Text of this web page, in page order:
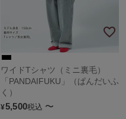
ワイドTシャツ（ミニ裏毛）
「PANDAIFUKU」（ぱんだいふ
く）
¥5,500税込 〜